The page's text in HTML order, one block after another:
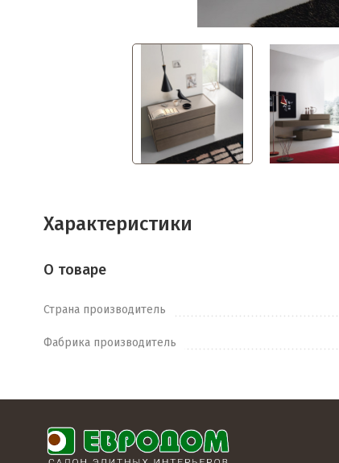
Характеристики
О товаре
Страна производитель
Фабрика производитель